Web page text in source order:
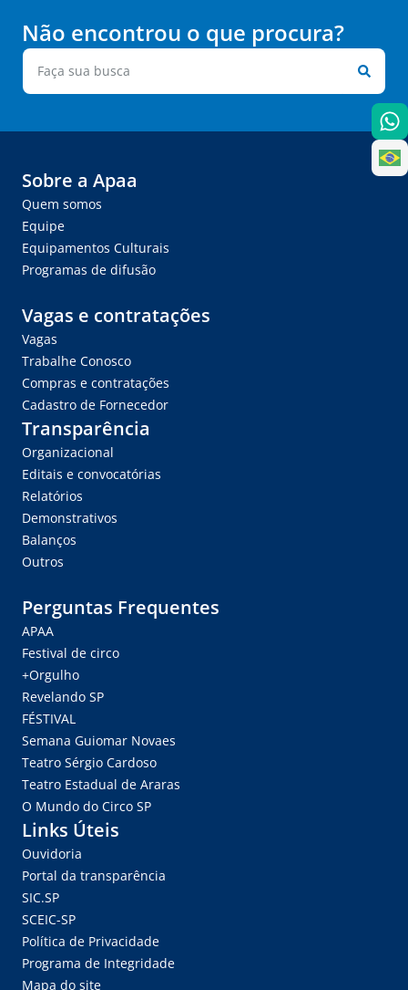
Não encontrou o que procura?
Sobre a Apaa
Quem somos
Equipe
Equipamentos Culturais
Programas de difusão
Vagas e contratações
Vagas
Trabalhe Conosco
Compras e contratações
Cadastro de Fornecedor
Transparência
Organizacional
Editais e convocatórias
Relatórios
Demonstrativos
Balanços
Outros
Perguntas Frequentes
APAA
Festival de circo
+Orgulho
Revelando SP
FÉSTIVAL
Semana Guiomar Novaes
Teatro Sérgio Cardoso
Teatro Estadual de Araras
O Mundo do Circo SP
Links Úteis
Ouvidoria
Portal da transparência
SIC.SP
SCEIC-SP
Política de Privacidade
Programa de Integridade
Mapa do site